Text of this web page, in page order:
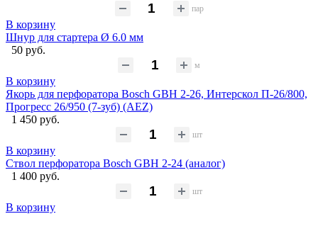
пар
В корзину
Шнур для стартера Ø 6.0 мм
50 руб.
м
В корзину
Якорь для перфоратора Bosch GBH 2-26, Интерскол П-26/800,
Прогресс 26/950 (7-зуб) (AEZ)
1 450 руб.
шт
В корзину
Ствол перфоратора Bosch GBH 2-24 (аналог)
1 400 руб.
шт
В корзину